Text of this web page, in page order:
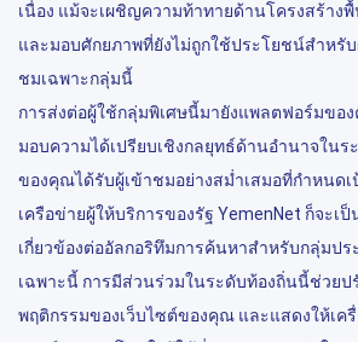
เนื่อง แม้จะเผชิญความท้าทายด้านโครงสร้าง
และมอบศักยภาพที่ยังไม่ถูกใช้ประโยชน์สำหรั
ชมเฉพาะกลุ่มนี้
การส่งต่อผู้ใช้กลุ่มพิเศษนี้มายังแพลตฟอร์มขอ
มอบความได้เปรียบเชิงกลยุทธ์ด้านอำนาจในร
ของคุณได้รับผู้เข้าชมอย่างสม่ำเสมอที่กำหนด
เครือข่ายผู้ให้บริการของรัฐ YemenNet ก็จะ
เกี่ยวข้องต่ออัลกอริทึมการค้นหาสำหรับกลุ่มปร
เฉพาะนี้ การมีส่วนร่วมในระดับท้องถิ่นนี้ช่วยป
พฤติกรรมของเว็บไซต์ของคุณ และแสดงให้เค